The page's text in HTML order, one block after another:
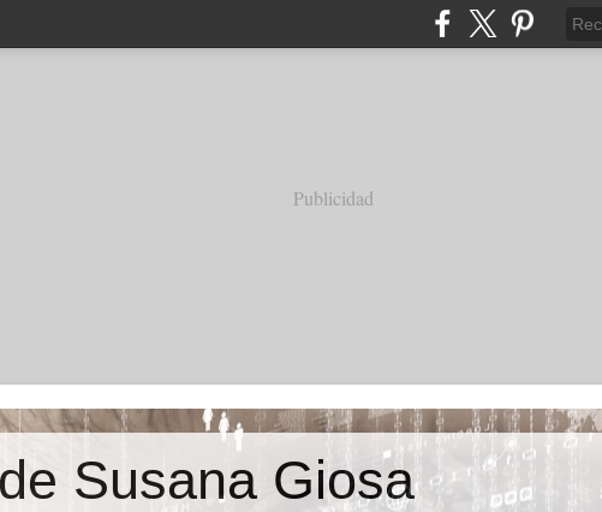
Publicidad
Susana Giosa